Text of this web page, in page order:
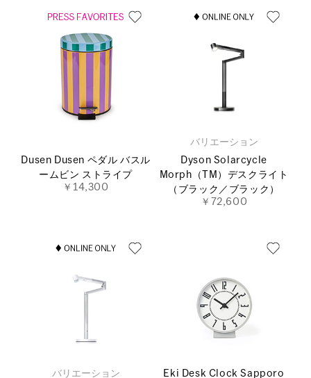
Dusen Dusen ペダル バスル
ームビン ストライプ
￥14,300
バリエーション
Dyson Solarcycle
Morph（TM）デスクライト
（ブラック／ブラック）
￥72,600
バリエーション
Eki Desk Clock Sapporo